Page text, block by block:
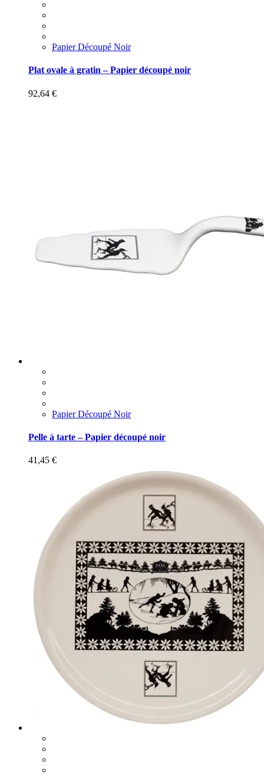
Papier Découpé Noir
Plat ovale à gratin – Papier découpé noir
92,64 €
Papier Découpé Noir
Pelle à tarte – Papier découpé noir
41,45 €